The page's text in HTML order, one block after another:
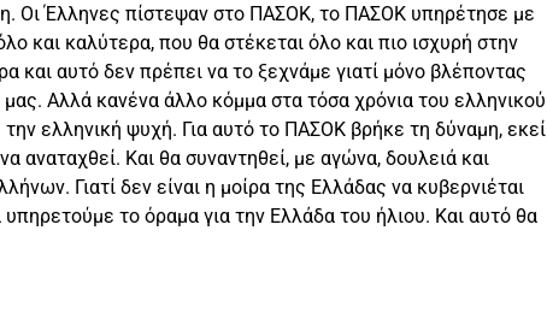
Οι Έλληνες πίστεψαν στο ΠΑΣΟΚ, το ΠΑΣΟΚ υπηρέτησε με
και καλύτερα, που θα στέκεται όλο και πιο ισχυρή στην
και αυτό δεν πρέπει να το ξεχνάμε γιατί μόνο βλέποντας
Αλλά κανένα άλλο κόμμα στα τόσα χρόνια του ελληνικού
ελληνική ψυχή. Για αυτό το ΠΑΣΟΚ βρήκε τη δύναμη, εκεί
αναταχθεί. Και θα συναντηθεί, με αγώνα, δουλειά και
Γιατί δεν είναι η μοίρα της Ελλάδας να κυβερνιέται
υπηρετούμε το όραμα για την Ελλάδα του ήλιου. Και αυτό θα